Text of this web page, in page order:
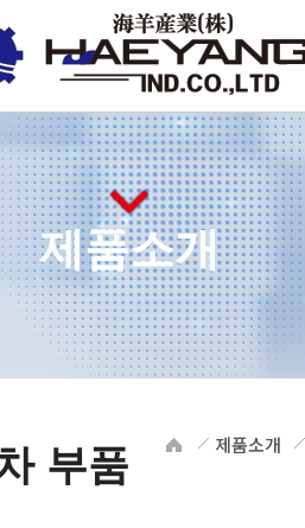
제품소개
부품 제품소개